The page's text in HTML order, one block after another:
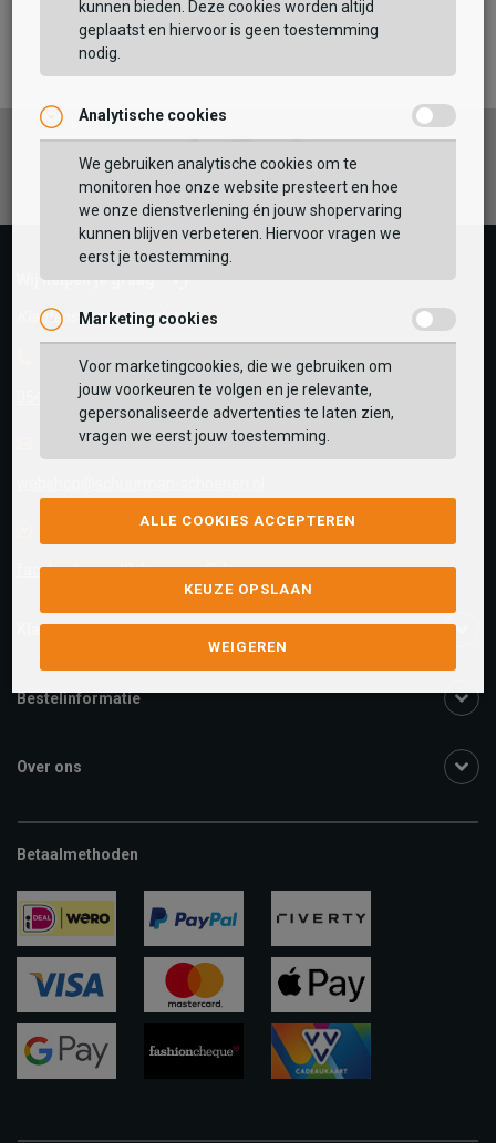
TOEVOEGEN AAN WINKELTAS
GEBRUIK MIJN LOCATIE
Zoek op postcode of gebruik jouw locatie om de
voorraad in een van onze winkels te bekijken.
BEKIJK WINKELTAS
VERDER WINKELEN
Vaak samen gekocht met
Wij helpen je graag!
Klantenservice is gesloten
Telefoon
0545-280081
E-mail Antwoord binnen 24 uur
Facebook chat
facebook.com/SchuurmanSchoenen
Klantenservice
Bestelinformatie
Over ons
Betaalmethoden
ideal paypal riverty
visa
apple-
pay
kunnen bieden. Deze cookies worden altijd
geplaatst en hiervoor is geen toestemming
nodig.
Analytische cookies
We gebruiken analytische cookies om te
monitoren hoe onze website presteert en hoe
we onze dienstverlening én jouw shopervaring
kunnen blijven verbeteren. Hiervoor vragen we
eerst je toestemming.
Marketing cookies
Voor marketingcookies, die we gebruiken om
jouw voorkeuren te volgen en je relevante,
gepersonaliseerde advertenties te laten zien,
vragen we eerst jouw toestemming.
ALLE COOKIES ACCEPTEREN
KEUZE OPSLAAN
WEIGEREN